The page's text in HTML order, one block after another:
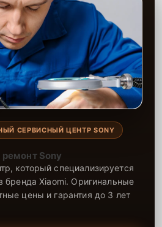
СЕРВИСНЫЙ ЦЕНТР SONY
ремонт Sony
который специализируется
бренда Xiaomi. Оригинальные
цены и гарантия до 3 лет